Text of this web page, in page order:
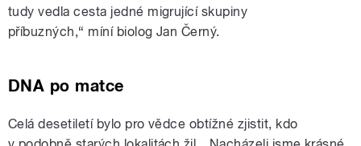
tudy vedla cesta jedné migrující skupiny
příbuzných,“ míní biolog Jan Černý.
DNA po matce
Celá desetiletí bylo pro vědce obtížné zjistit, kdo